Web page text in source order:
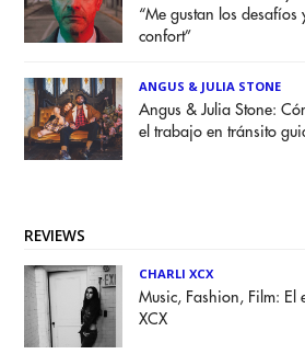
“Me gustan los
confort”
ANGUS & JULIA STONE
Angus & Julia Stone:
el trabajo en tránsito
REVIEWS
CHARLI XCX
Music, Fashion, Film: El
XCX